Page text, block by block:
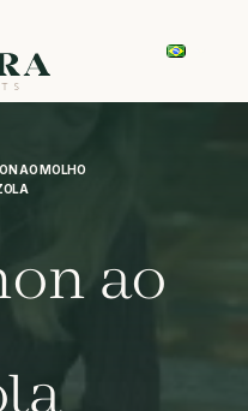
AO MOLHO
ao